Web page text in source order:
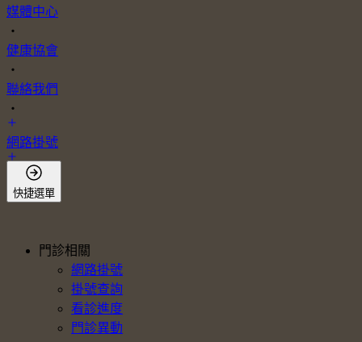
媒體中心
・
健康協會
・
聯絡我們
・
網路掛號
會員登入
快捷選單
門診相關
網路掛號
掛號查詢
看診進度
門診異動